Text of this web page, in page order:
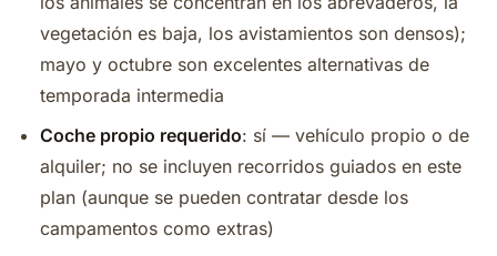
vegetación es baja, los avistamientos son densos);
mayo y octubre son excelentes alternativas de
temporada intermedia
Coche propio requerido: sí — vehículo propio o de
alquiler; no se incluyen recorridos guiados en este
plan (aunque se pueden contratar desde los
campamentos como extras)